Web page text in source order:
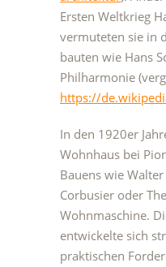
Ersten Weltkrieg
vermuteten sie in
bauten wie Hans
Philharmonie
https://
In den 1920er
Wohnhaus bei
Bauens wie
Corbusier oder
Wohnmaschine.
entwickelte sich
praktischen